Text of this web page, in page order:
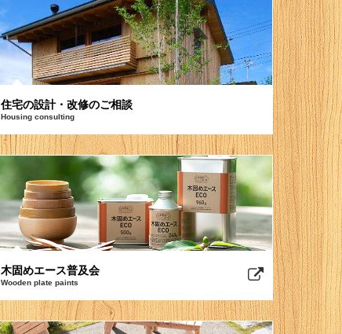
住宅の設計・改修のご相談
Housing consulting
木固めエース普及会
Wooden plate paints